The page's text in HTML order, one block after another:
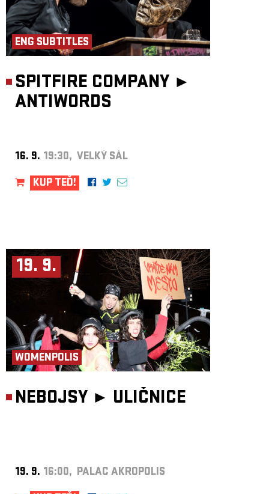
ENG SUBTITLES
SPITFIRE COMPANY ►
ANTIWORDS
16. 9. 19:30, VELKÝ SÁL
KUP TEĎ!
19. 9.
WOMENPOLIS
NEBOJSY ► ULIČNICE
19. 9. 16:00, PALÁC AKROPOLIS